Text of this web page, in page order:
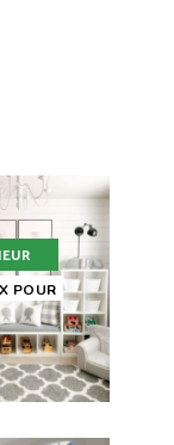
POUR